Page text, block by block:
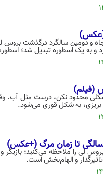
(فیلم)
محدود نکن، درست مثل آب.
بریزی، به شکل قوری می‌شود.
لی را ملاحظه می‌کنید؛
و الهام‌بخش است.